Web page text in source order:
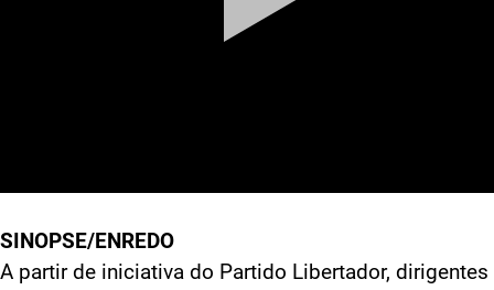
SINOPSE/ENREDO
A partir de iniciativa do Partido Libertador, dirigentes